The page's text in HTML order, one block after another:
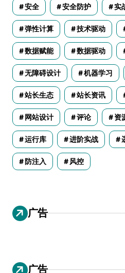
安全 安全防护 实
弹性计算 技术驱动
数据赋能 数据驱动
无障碍设计 机器学习
站长生态 站长资讯
网站设计 评论 资
运行库 进阶实战
防注入 风控
广告
广告